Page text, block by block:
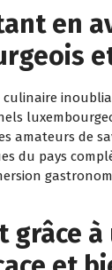
en
culinaire
de
du pays
grâce